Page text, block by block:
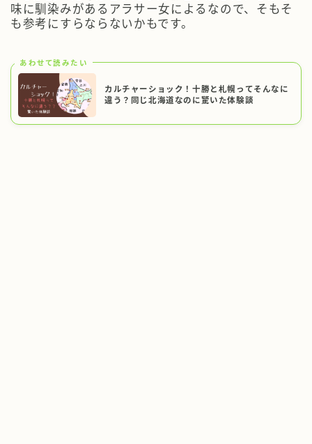
味に馴染みがあるアラサー女によるなので、そもそ
も参考にすらならないかもです。
あわせて読みたい
カルチャーショック！十勝と札幌ってそんなに
違う？同じ北海道なのに驚いた体験談